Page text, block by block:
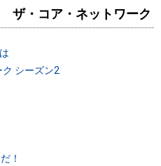
コア・ネットワーク
シーズン2
！